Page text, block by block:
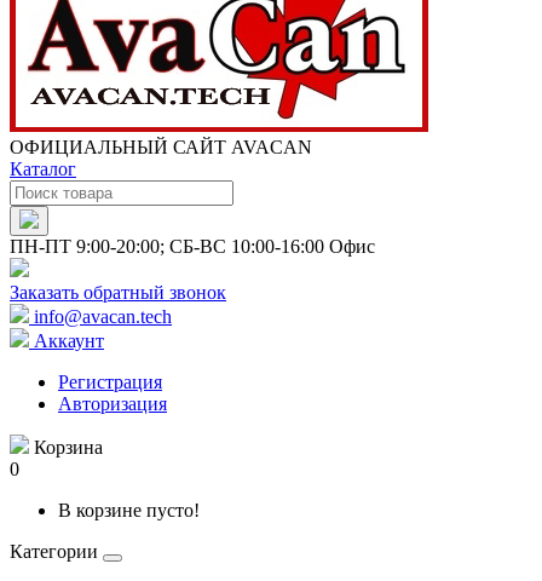
ОФИЦИАЛЬНЫЙ САЙТ AVACAN
Каталог
ПН-ПТ 9:00-20:00; СБ-ВС 10:00-16:00 Офис
Заказать обратный звонок
info@avacan.tech
Аккаунт
Регистрация
Авторизация
Корзина
0
В корзине пусто!
Категории